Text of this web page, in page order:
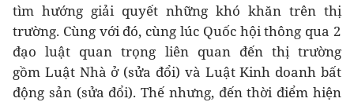
tìm hướng giải quyết những khó khăn trên thị
trường. Cùng với đó, cùng lúc Quốc hội thông qua 2
đạo luật quan trọng liên quan đến thị trường
gồm Luật Nhà ở (sửa đổi) và Luật Kinh doanh bất
động sản (sửa đổi). Thế nhưng, đến thời điểm hiện